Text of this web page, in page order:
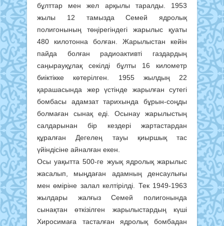
бұлттар мен жел арқылы таралды. 1953
жылы 12 тамызда Семей ядролық
полигонының төңірегіндегі жарылыс қуаты
480 килотонна болған. Жарылыстан кейін
пайда болған радиоактивті газдардың
саңырауқұлақ секілді бұлты 16 километр
биіктікке көтерілген. 1955 жылдың 22
қарашасында жер үстінде жарылған сутегі
бомбасы адамзат тарихында бұрын-соңды
болмаған сынақ еді. Осынау жарылыстың
салдарынан бір кездері жартастардан
құралған Дегелең тауы қиыршық тас
үйіндісіне айналған екен.
Осы уақытта 500-ге жуық ядролық жарылыс
жасалып, мыңдаған адамның денсаулығы
мен өміріне залал келтірілді. Тек 1949-1963
жылдары жалғыз Семей полигонында
сынақтан өткізілген жарылыстардың күші
Хиросимаға тасталған ядролық бомбадан